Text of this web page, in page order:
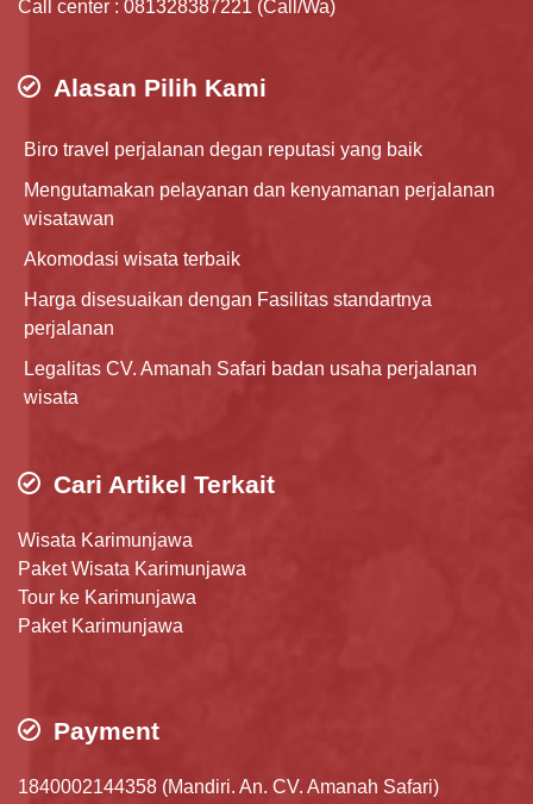
Call center : 081328387221 (Call/Wa)
Alasan Pilih Kami
Biro travel perjalanan degan reputasi yang baik
Mengutamakan pelayanan dan kenyamanan perjalanan
wisatawan
Akomodasi wisata terbaik
Harga disesuaikan dengan Fasilitas standartnya
perjalanan
Legalitas CV. Amanah Safari badan usaha perjalanan
wisata
Cari Artikel Terkait
Wisata Karimunjawa
Paket Wisata Karimunjawa
Tour ke Karimunjawa
Paket Karimunjawa
Payment
1840002144358 (Mandiri. An. CV. Amanah Safari)